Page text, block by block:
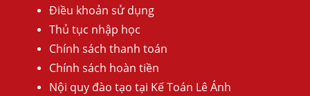
Điều khoản sử dụng
Thủ tục nhập học
Chính sách thanh toán
Chính sách hoàn tiền
Nội quy đào tạo tại Kế Toán Lê Ánh